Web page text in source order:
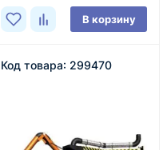
В корзину
Код товара: 299470